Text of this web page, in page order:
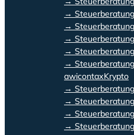
→
→
→
→
→ Steuerberatung
awicontaxKrypto
→
→
→
→